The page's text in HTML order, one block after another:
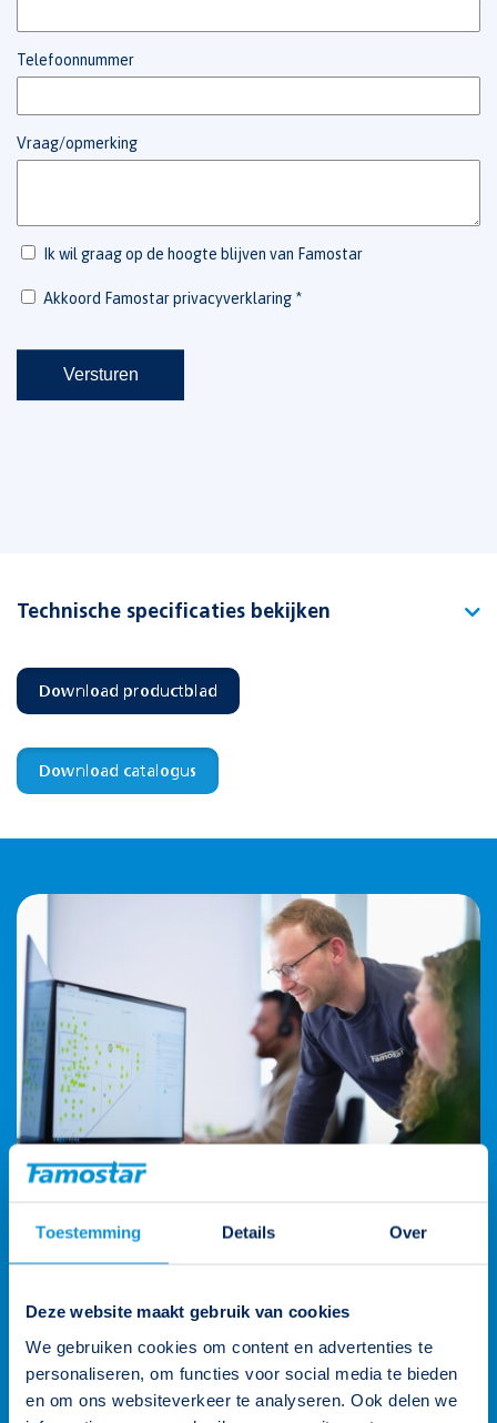
Toestemming Details Over
Deze website maakt gebruik van cookies
We gebruiken cookies om content en advertenties te
personaliseren, om functies voor social media te bieden
en om ons websiteverkeer te analyseren. Ook delen we
Technische specificaties bekijken
Artikelnummer 101778
EAN-code 8715774000300
Download productblad
Download catalogus
Wij staan voor je klaar
Onze klantenteams zijn verdeeld over vier rayons en worden
ondersteund door de gehele organisatie. Zo heb je altijd een
persoonlijk aanspreekpunt. Heb je een vraag? Neem contact